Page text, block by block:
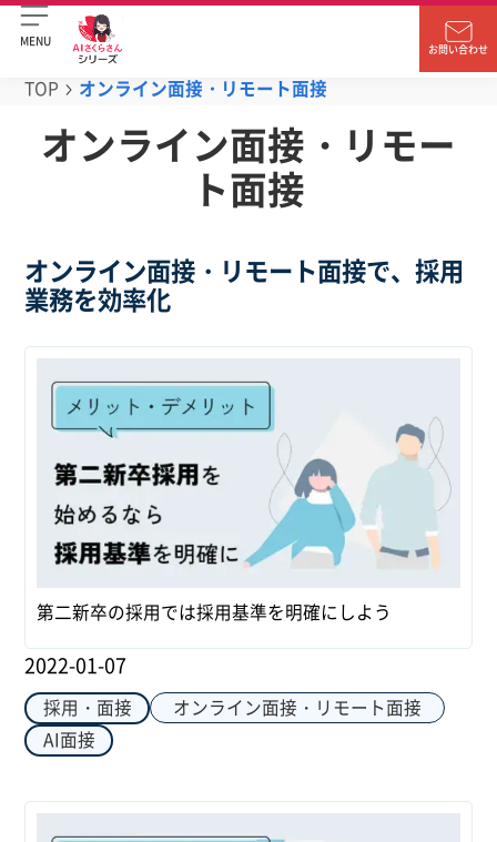
MENU
お問い合わせ
TOP オンライン面接・リモート面接
オンライン面接・リモー
ト面接
オンライン面接・リモート面接で、採用
業務を効率化
第二新卒の採用では採用基準を明確にしよう
2022-01-07
採用・面接
オンライン面接・リモート面接
AI面接